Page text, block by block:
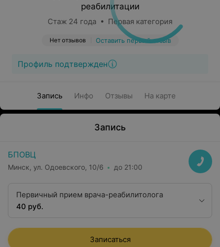
реабилитации
Стаж 24 года • Первая категория
Нет отзывов Оставить первый отзыв
Профиль подтвержден
Запись Инфо Отзывы На карте
Запись
БПОВЦ
Минск, ул. Одоевского, 10/6 до 21:00
Первичный прием врача-реабилитолога
40 руб.
Записаться